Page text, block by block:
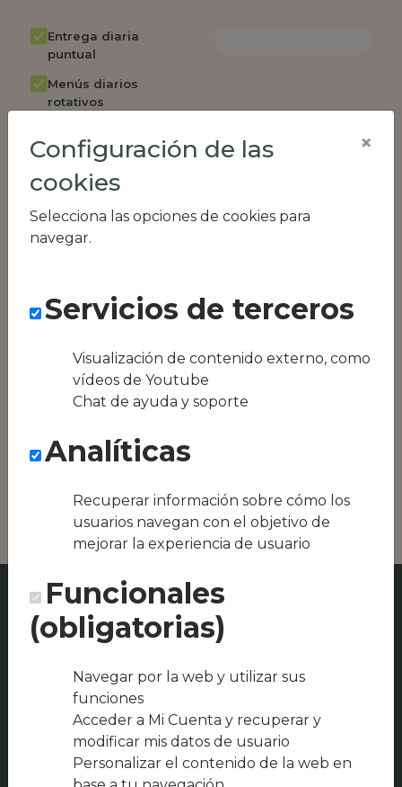
Entrega diaria
puntual
Menús diarios
rotativos
semanalmente
Factura única
Acceso individual
RR.HH
equipos híbridos
Conseguimos la
oferta local de tu
ser Montserrat
Burger Bar Xaniño
Configuración de las
cookies
Selecciona las opciones de cookies para
navegar.
×
Servicios de terceros
Visualización de contenido externo, como
vídeos de Youtube
Chat de ayuda y soporte
Analíticas
Recuperar información sobre cómo los
usuarios navegan con el objetivo de
mejorar la experiencia de usuario
Funcionales
(obligatorias)
Navegar por la web y utilizar sus
funciones
Acceder a Mi Cuenta y recuperar y
modificar mis datos de usuario
Personalizar el contenido de la web en